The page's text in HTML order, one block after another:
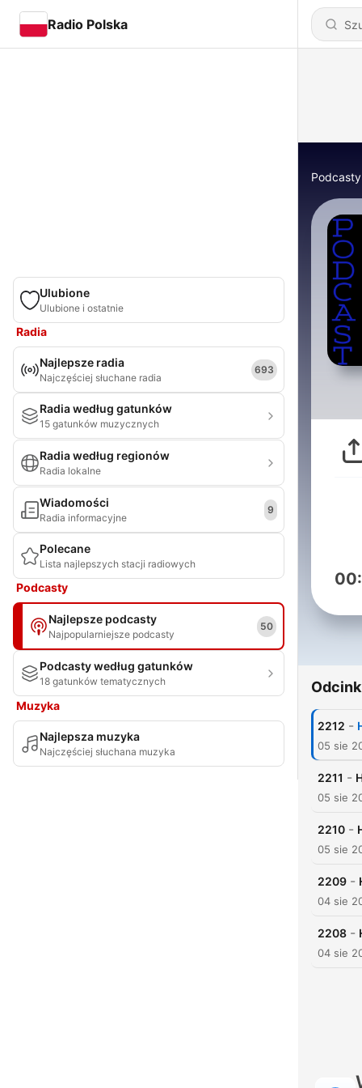
Radio Polska
Ulubione
Ulubione i ostatnie
Radia
Najlepsze radia
Najczęściej słuchane radia
693
Radia według gatunków
15 gatunków muzycznych
Radia według regionów
Radia lokalne
Wiadomości
Radia informacyjne
9
Polecane
Lista najlepszych stacji radiowych
Podcasty
Najlepsze podcasty
Najpopularniejsze podcasty
50
Podcasty według gatunków
18 gatunków tematycznych
Muzyka
Najlepsza muzyka
Najczęściej słuchana muzyka
Podcasty
2212 -
05 sie
2211 -
05 sie
2210 -
05 sie
2209 -
04 sie
2208 -
04 sie